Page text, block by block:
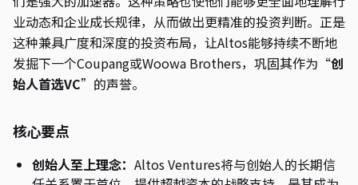
业动态和企业成长规律，从而做出更精准的投资判断。正是
这种兼具广度和深度的投资布局，让Altos能够持续不断地
发掘下一个Coupang或Woowa Brothers，巩固其作为“创
始人首选VC”的声誉。
核心要点
创始人至上理念： Altos Ventures将与创始人的长期信